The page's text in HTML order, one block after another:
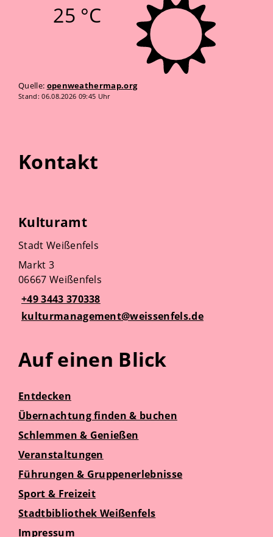
25 °C
Quelle: openweathermap.org
Stand: 06.08.2026 09:45 Uhr
Kontakt
Kulturamt
Stadt Weißenfels
Markt 3
06667 Weißenfels
+49 3443 370338
kulturmanagement@weissenfels.de
Auf einen Blick
Entdecken
Übernachtung finden & buchen
Schlemmen & Genießen
Veranstaltungen
Führungen & Gruppenerlebnisse
Sport & Freizeit
Stadtbibliothek Weißenfels
Impressum